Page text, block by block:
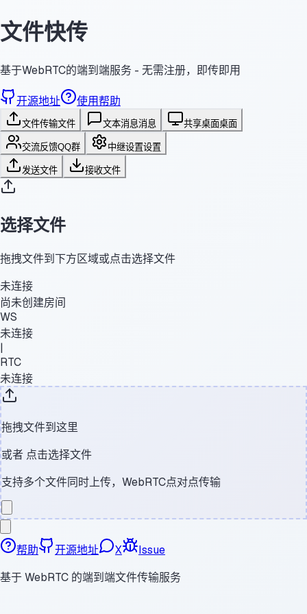
文件快传
基于WebRTC的端到端服务 - 无需注册，即传即用
开源地址 使用帮助
文件传输文件 文本消息消息 共享桌面桌面
交流反馈QQ群 中继设置设置
发送文件 接收文件
选择文件
拖拽文件到下方区域或点击选择文件
未连接
尚未创建房间
WS
未连接
|
RTC
未连接
拖拽文件到这里
或者 点击选择文件
支持多个文件同时上传，WebRTC点对点传输
帮助 开源地址 X
Issue
基于 WebRTC 的端到端文件传输服务